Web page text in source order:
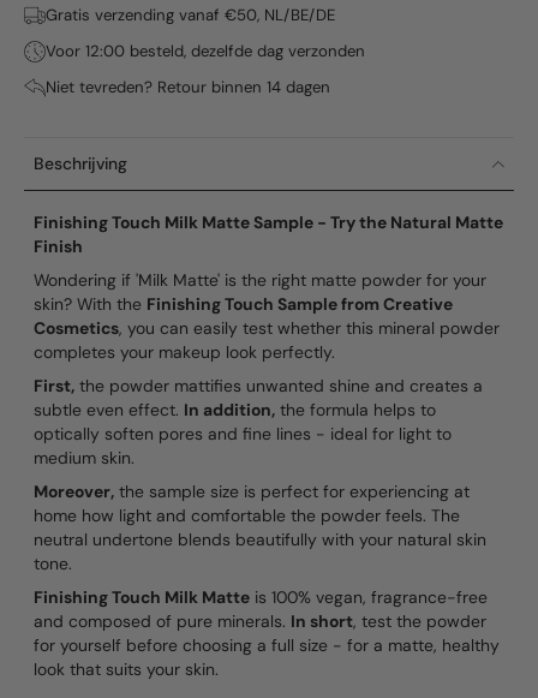
Gratis verzending vanaf €50, NL/BE/DE
Voor 12:00 besteld, dezelfde dag verzonden
Niet tevreden? Retour binnen 14 dagen
Beschrijving
Finishing Touch Milk Matte Sample - Try the Natural Matte
Finish
Wondering if 'Milk Matte' is the right matte powder for your
skin? With the Finishing Touch Sample from Creative
Cosmetics, you can easily test whether this mineral powder
completes your makeup look perfectly.
First, the powder mattifies unwanted shine and creates a
subtle even effect. In addition, the formula helps to
optically soften pores and fine lines - ideal for light to
medium skin.
Moreover, the sample size is perfect for experiencing at
home how light and comfortable the powder feels. The
neutral undertone blends beautifully with your natural skin
tone.
Finishing Touch Milk Matte is 100% vegan, fragrance-free
and composed of pure minerals. In short, test the powder
for yourself before choosing a full size - for a matte, healthy
look that suits your skin.